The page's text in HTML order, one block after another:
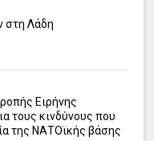
στη Λάδη
Ειρήνης
τους κινδύνους που
της ΝΑΤΟϊκής βάσης